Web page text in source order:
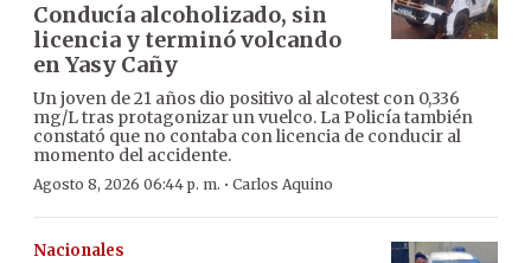
Conducía alcoholizado, sin
licencia y terminó volcando
en Yasy Cañy
Un joven de 21 años dio positivo al alcotest con 0,336
mg/L tras protagonizar un vuelco. La Policía también
constató que no contaba con licencia de conducir al
momento del accidente.
Agosto 8, 2026 06:44 p. m. · Carlos Aquino
Nacionales